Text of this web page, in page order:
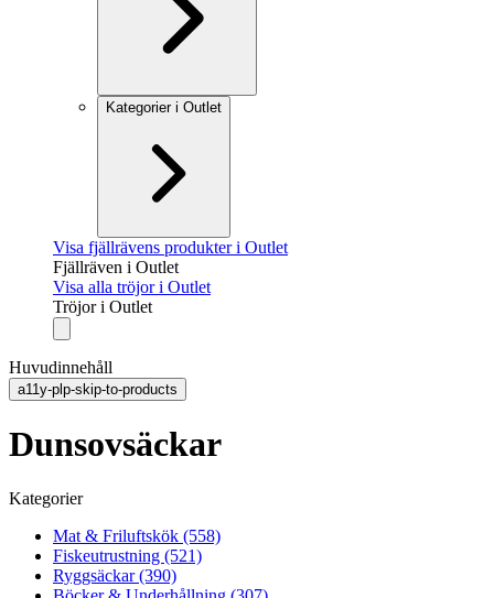
Kategorier i Outlet
Visa fjällrävens produkter i Outlet
Fjällräven i Outlet
Visa alla tröjor i Outlet
Tröjor i Outlet
Huvudinnehåll
a11y-plp-skip-to-products
Dunsovsäckar
Kategorier
Mat & Friluftskök (558)
Fiskeutrustning (521)
Ryggsäckar (390)